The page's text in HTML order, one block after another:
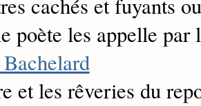
cachés et fuyants
poète les appelle
et les rêveries du